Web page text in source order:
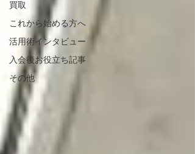
買取
これから始める方へ
活用術インタビュー
入会後お役立ち記事
その他